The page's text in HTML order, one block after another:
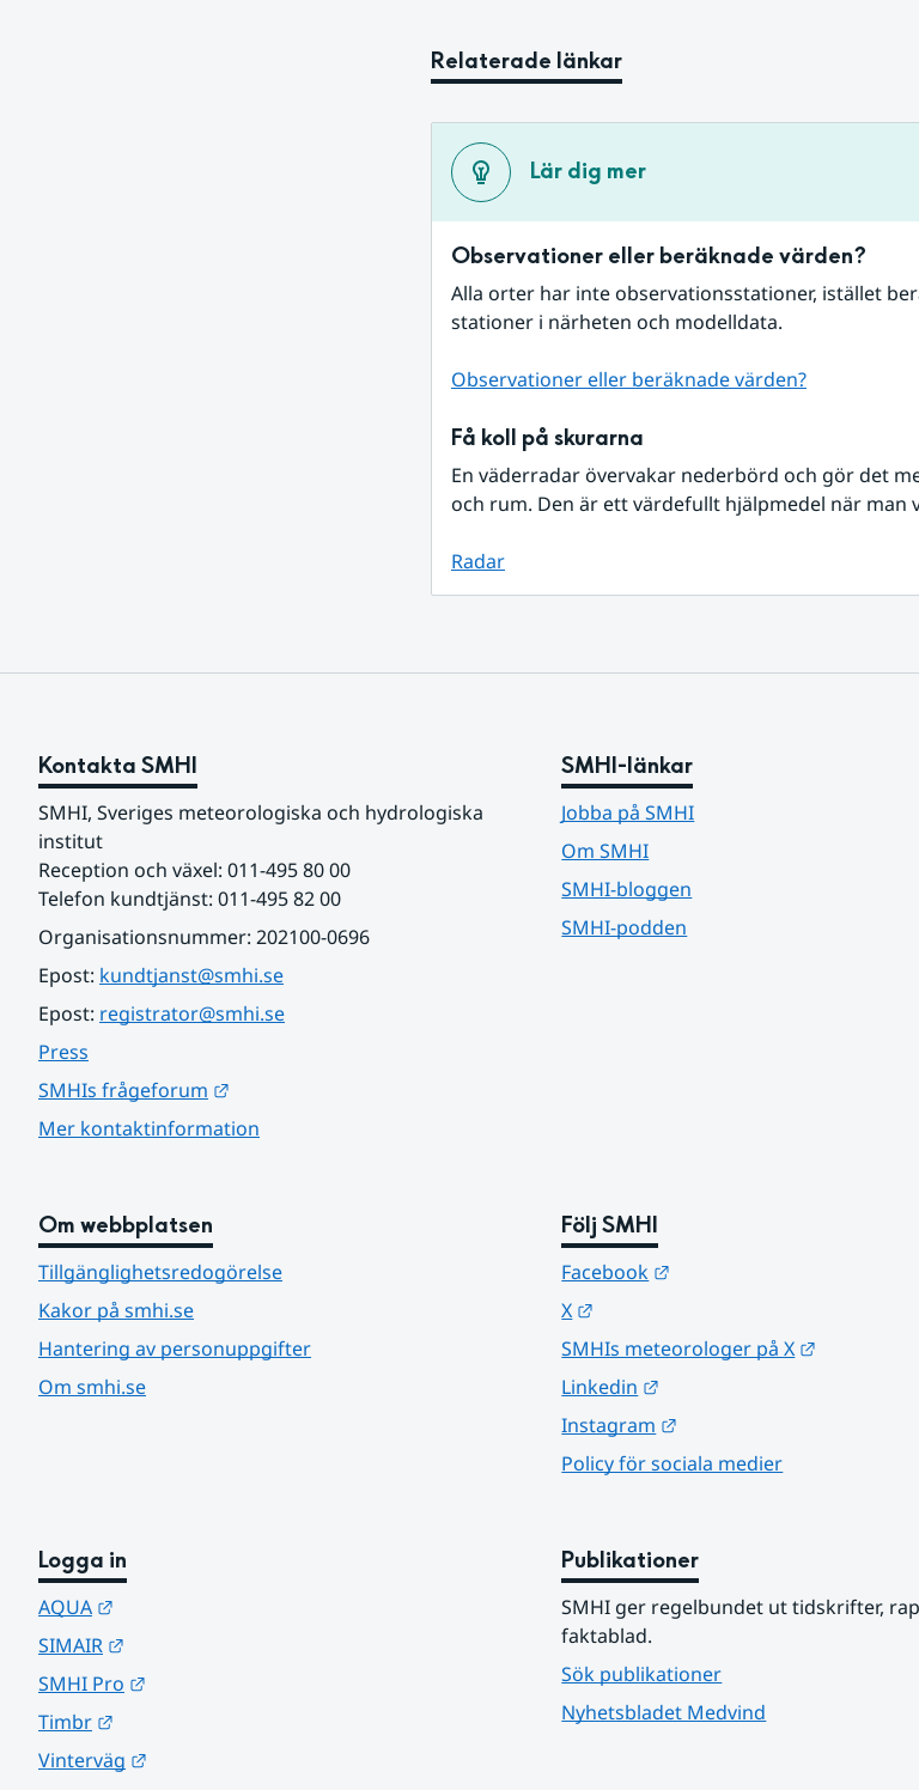
Relaterade länkar
Lär dig mer
Observationer eller beräknade värden?
Alla orter har inte observationsstationer, istället
stationer i närheten och modelldata.
Observationer eller beräknade värden?
Få koll på skurarna
En väderradar övervakar nederbörd och gör det
och rum. Den är ett värdefullt hjälpmedel när man
Radar
Kontakta SMHI
SMHI, Sveriges meteorologiska och hydrologiska
institut
Reception och växel: 011-495 80 00
Telefon kundtjänst: 011-495 82 00
Organisationsnummer: 202100-0696
Epost: kundtjanst@smhi.se
Epost: registrator@smhi.se
Press
SMHIs frågeforum
Mer kontaktinformation
SMHI-länkar
Jobba på SMHI
Om SMHI
SMHI-bloggen
SMHI-podden
Om webbplatsen
Tillgänglighetsredogörelse
Kakor på smhi.se
Hantering av personuppgifter
Om smhi.se
Följ SMHI
Facebook
X
SMHIs meteorologer på X
Linkedin
Instagram
Policy för sociala medier
Logga in
AQUA
SIMAIR
SMHI Pro
Timbr
Vinterväg
Publikationer
SMHI ger regelbundet ut tidskrifter,
faktablad.
Sök publikationer
Nyhetsbladet Medvind